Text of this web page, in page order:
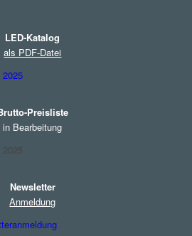
LED-Katalog
als PDF-Datei
Preisliste
in Bearbeitung
Newsletter
Anmeldung